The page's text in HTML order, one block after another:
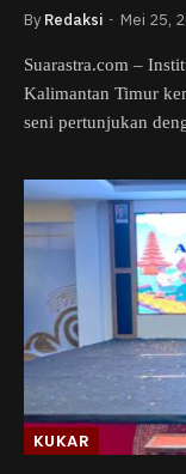
By Redaksi Mei 25,
Suarastra.com –
Kalimantan Timur
seni pertunjukan
KUKAR